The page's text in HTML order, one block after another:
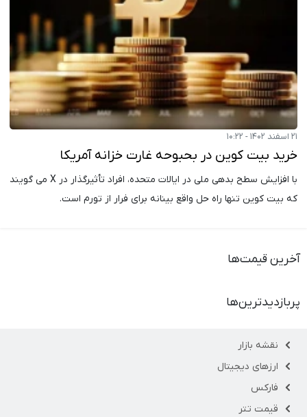
۲۱ اسفند ۱۴۰۲ - ۱۰:۲۲
خرید بیت کوین در بحبوحه غارت خزانه آمریکا
با افزایش سطح بدهی ملی در ایالات متحده، افراد تأثیرگذار در X می گویند
که بیت کوین تنها راه حل واقع بینانه برای فرار از تورم است.
آخرین قیمت‌ها
پربازدیدترین‌ها
نقشه بازار
ارزهای دیجیتال
فارکس
قیمت تتر